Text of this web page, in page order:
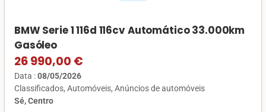
BMW Serie 1 116d 116cv Automático 33.000km
Gasóleo
26 990,00 €
Data :08/05/2026
Classificados Automóveis Anúncios de automóveis
Sé, Centro